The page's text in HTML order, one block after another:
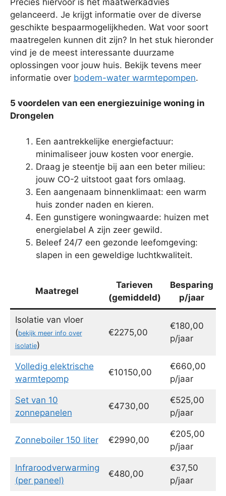
gelanceerd. Je krijgt informatie over de diverse
geschikte bespaarmogelijkheden. Wat voor soort
maatregelen kunnen dit zijn? In het stuk hieronder
vind je de meest interessante duurzame
oplossingen voor jouw huis. Bekijk tevens meer
informatie over bodem-water warmtepompen.
5 voordelen van een energiezuinige woning in
Drongelen
Een aantrekkelijke energiefactuur:
minimaliseer jouw kosten voor energie.
Draag je steentje bij aan een beter milieu:
jouw CO-2 uitstoot gaat fors omlaag.
Een aangenaam binnenklimaat: een warm
huis zonder naden en kieren.
Een gunstigere woningwaarde: huizen met
energielabel A zijn zeer gewild.
Beleef 24/7 een gezonde leefomgeving:
slapen in een geweldige luchtkwaliteit.
Maatregel
Tarieven
(gemiddeld)
Besparing
p/jaar
Isolatie van vloer
(bekijk meer info over
isolatie)
€2275,00
€180,00
p/jaar
Volledig elektrische
warmtepomp
€10150,00
€660,00
p/jaar
Set van 10
zonnepanelen
€4730,00
€525,00
p/jaar
Zonneboiler 150 liter €2990,00
€205,00
p/jaar
Infraroodverwarming
(per paneel)
€480,00
€37,50
p/jaar